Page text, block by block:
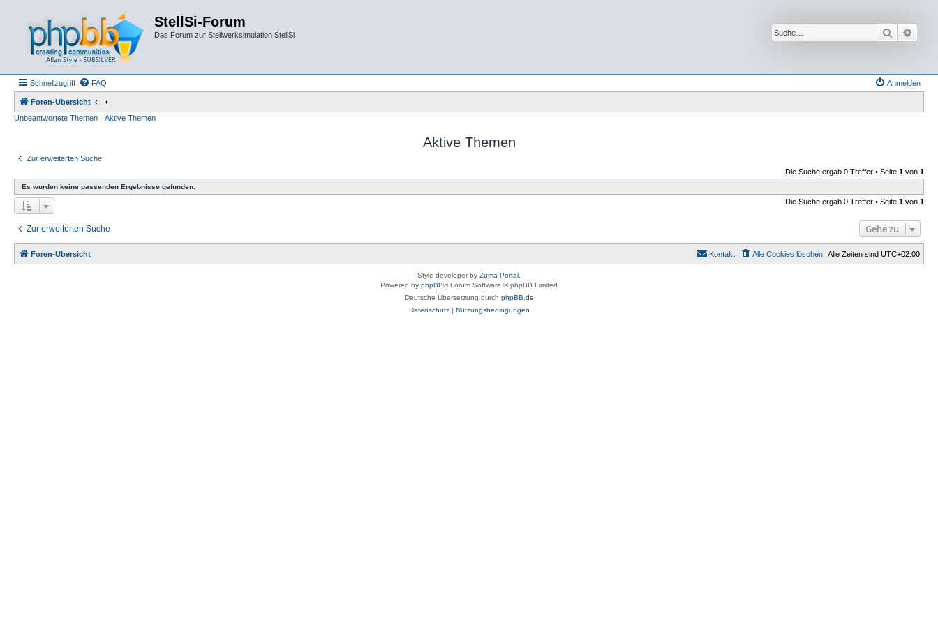
StellSi-Forum
Das Forum zur Stellwerksimulation StellSi Suche
Schnellzugriff FAQ Anmelden
Foren-Übersicht
Unbeantwortete Themen
Aktive Themen
Aktive Themen
Zur erweiterten Suche
Die Suche ergab 0 Treffer • Seite 1 von 1
Es wurden keine passenden Ergebnisse gefunden.
Die Suche ergab 0 Treffer • Seite 1 von 1
Zur erweiterten Suche Gehe zu
Foren-Übersicht Alle Zeiten sind UTC+02:00
Alle Cookies löschen
Kontakt
Style developer by Zuma Portal
Powered by phpBB® Forum Software © phpBB Limited
Deutsche Übersetzung durch phpBB.de
Datenschutz| Nutzungsbedingungen